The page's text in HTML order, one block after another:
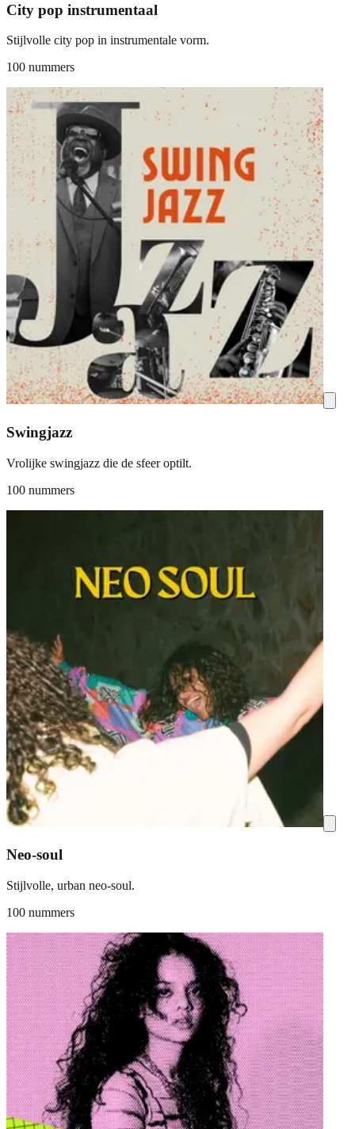
City pop instrumentaal
Stijlvolle city pop in instrumentale vorm.
100 nummers
Swingjazz
Vrolijke swingjazz die de sfeer optilt.
100 nummers
Neo-soul
Stijlvolle, urban neo-soul.
100 nummers